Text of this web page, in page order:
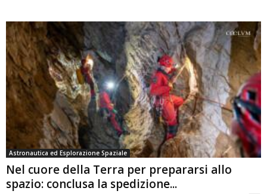
Astronautica ed Esplorazione Spaziale
Nel cuore della Terra per prepararsi allo
spazio: conclusa la spedizione...